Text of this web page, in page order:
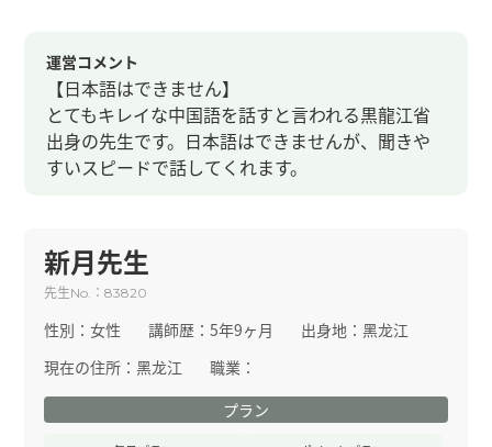
運営コメント
【日本語はできません】
とてもキレイな中国語を話すと言われる黒龍江省
出身の先生です。日本語はできませんが、聞きや
すいスピードで話してくれます。
新月先生
先生No. ：83820
性別：女性 講師歴：5年9ヶ月 出身地：黑龙江
現在の住所：黑龙江
職業：
プラン